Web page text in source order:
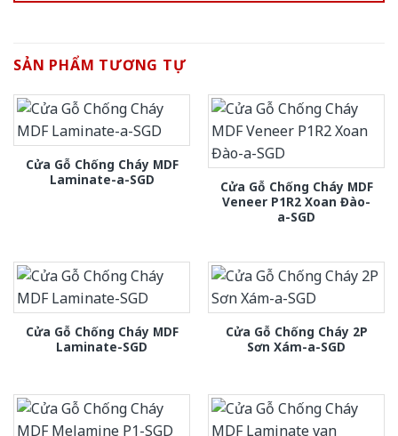
SẢN PHẨM TƯƠNG TỰ
Cửa Gỗ Chống Cháy MDF
Laminate-a-SGD
Cửa Gỗ Chống Cháy MDF
Veneer P1R2 Xoan Đào-
a-SGD
Cửa Gỗ Chống Cháy MDF
Laminate-SGD
Cửa Gỗ Chống Cháy 2P
Sơn Xám-a-SGD